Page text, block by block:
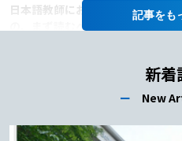
日本語教師におすすめ
の、まず読むべき本6
「日本語
職業に将
記事を
新着
ー New